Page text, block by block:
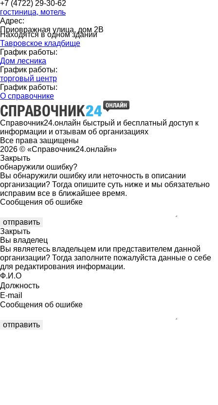
+7 (4722) 29-30-62
гостиница, мотель
Адрес:
Приовражная улица, дом 2В
Находятся в одном здании
Тавровское кладбище
График работы:
Дом лесника
График работы:
торговый центр
График работы:
О справочнике
Справочник24.онлайн быстрый и бесплатный доступ к
информации и отзывам об организациях
Все права защищены
2026 © «Справочник24.онлайн»
Закрыть
обнаружили ошибку?
Вы обнаружили ошибку или неточность в описании
организации? Тогда опишите суть ниже и мы обязательно
исправим все в ближайшее время.
Сообщения об ошибке
Закрыть
Вы владелец
Вы являетесь владельцем или представителем данной
организации? Тогда заполните пожалуйста данные о себе
для редактирования информации.
Ф.И.О
Должность
E-mail
Сообщения об ошибке